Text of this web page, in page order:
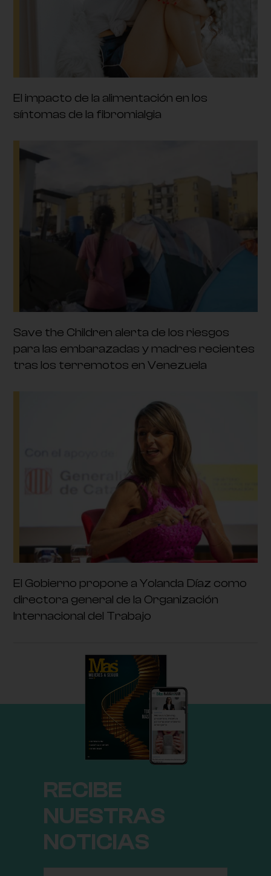
El impacto de la alimentación en los
síntomas de la fibromialgia
Save the Children alerta de los riesgos
para las embarazadas y madres recientes
tras los terremotos en Venezuela
El Gobierno propone a Yolanda Díaz como
directora general de la Organización
Internacional del Trabajo
RECIBE
NUESTRAS
NOTICIAS